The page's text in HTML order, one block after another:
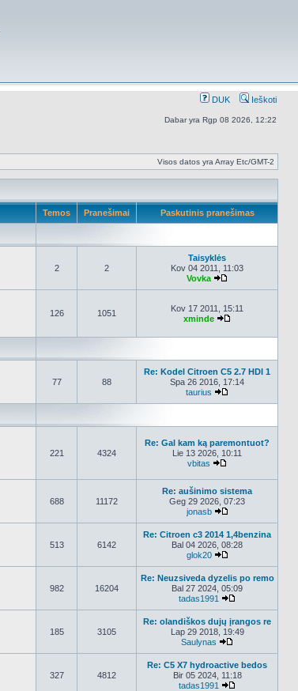
DUK Ieškoti
Dabar yra Rgp 08 2026, 12:22
Visos datos yra Array Etc/GMT-2
Temos Pranešimai Paskutinis pranešimas
2 2
Taisyklės
Kov 04 2011, 11:03
Vovka
126 1051
Kov 17 2011, 15:11
xminde
77 88
Re: Kodel Citroen C5 2.7 HDI 1
Spa 26 2016, 17:14
taurius
221 4324
Re: Gal kam ką paremontuot?
Lie 13 2026, 10:11
vbitas
688 11172
Re: aušinimo sistema
Geg 29 2026, 07:23
jonasb
513 6142
Re: Citroen c3 2014 1,4benzina
Bal 04 2026, 08:28
glok20
982 16204
Re: Neuzsiveda dyzelis po remo
Bal 27 2024, 05:09
tadas1991
185 3105
Re: olandiškos dujų įrangos re
Lap 29 2018, 19:49
Saulynas
327 4812
Re: C5 X7 hydroactive bedos
Bir 05 2024, 11:18
tadas1991